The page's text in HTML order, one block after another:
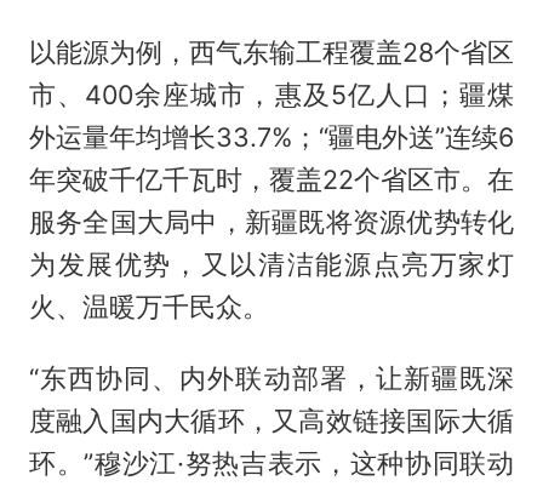
以能源为例，西气东输工程覆盖28个省区
市、400余座城市，惠及5亿人口；疆煤
外运量年均增长33.7%；“疆电外送”连续6
年突破千亿千瓦时，覆盖22个省区市。在
服务全国大局中，新疆既将资源优势转化
为发展优势，又以清洁能源点亮万家灯
火、温暖万千民众。
“东西协同、内外联动部署，让新疆既深
度融入国内大循环，又高效链接国际大循
环。”穆沙江·努热吉表示，这种协同联动